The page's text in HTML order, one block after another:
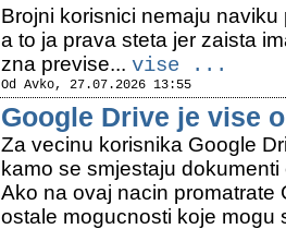
Brojni korisnici nemaju
a to ja prava steta jer zaista
zna previse... vise ...
Od Avko, 27.07.2026 13:55
Google Drive je vise
Za vecinu korisnika Google
kamo se smjestaju
Ako na ovaj nacin promatrate
ostale mogucnosti koje mogu